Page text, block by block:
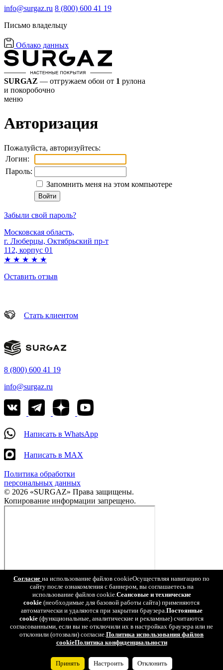
info@surgaz.ru 8 (800) 600 41 19
Письмо владельцу
Облако данных
SURGAZ — отгружаем обои от 1 рулона
и покоробочно
меню
Авторизация
Пожалуйста, авторизуйтесь:
Логин:
Пароль:
Запомнить меня на этом компьютере
Забыли свой пароль?
Московская область,
г. Люберцы, Октябрьский пр-т
112, корпус 01
★ ★ ★ ★ ★
Оставить отзыв
Стать клиентом
8 (800) 600 41 19
info@surgaz.ru
Написать в WhatsApp
Написать в MAX
Политика обработки
персональных данных
© 2026 «SURGAZ» Права защищены.
Копирование информации запрещено.
Согласие на использование файлов cookieОсуществляя навигацию по
сайту после ознакомления с баннером, вы соглашаетесь на
использование файлов cookie.Сеансовые и технические
cookie (необходимые для базовой работы сайта) применяются
автоматически и удаляются при закрытии браузера.Постоянные
cookie (функциональные, аналитические и рекламные) считаются
согласованными, если вы не отключили их в настройках браузера или не
отклонили (отозвали) согласие.Политика использования файлов
cookieПолитика конфиденциальности
Принять Настроить Отклонить